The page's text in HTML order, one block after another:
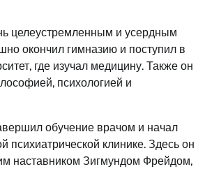
целеустремленным и усердным
окончил гимназию и поступил в
где изучал медицину. Также он
психологией и
обучение врачом и начал
психиатрической клинике. Здесь он
наставником Зигмундом Фрейдом,